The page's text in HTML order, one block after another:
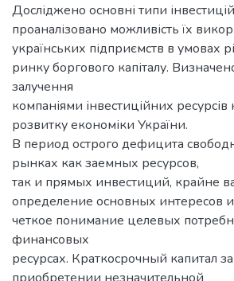
Досліджено основні типи
проаналізовано можливість їх
українських підприємств в умовах
ринку боргового капіталу.
залучення
компаніями інвестиційних ресурсів
розвитку економіки України.
В период острого дефицита
рынках как заемных ресурсов,
так и прямых инвестиций, крайне
определение основных интересов
четкое понимание целевых
финансовых
ресурсах. Краткосрочный капитал